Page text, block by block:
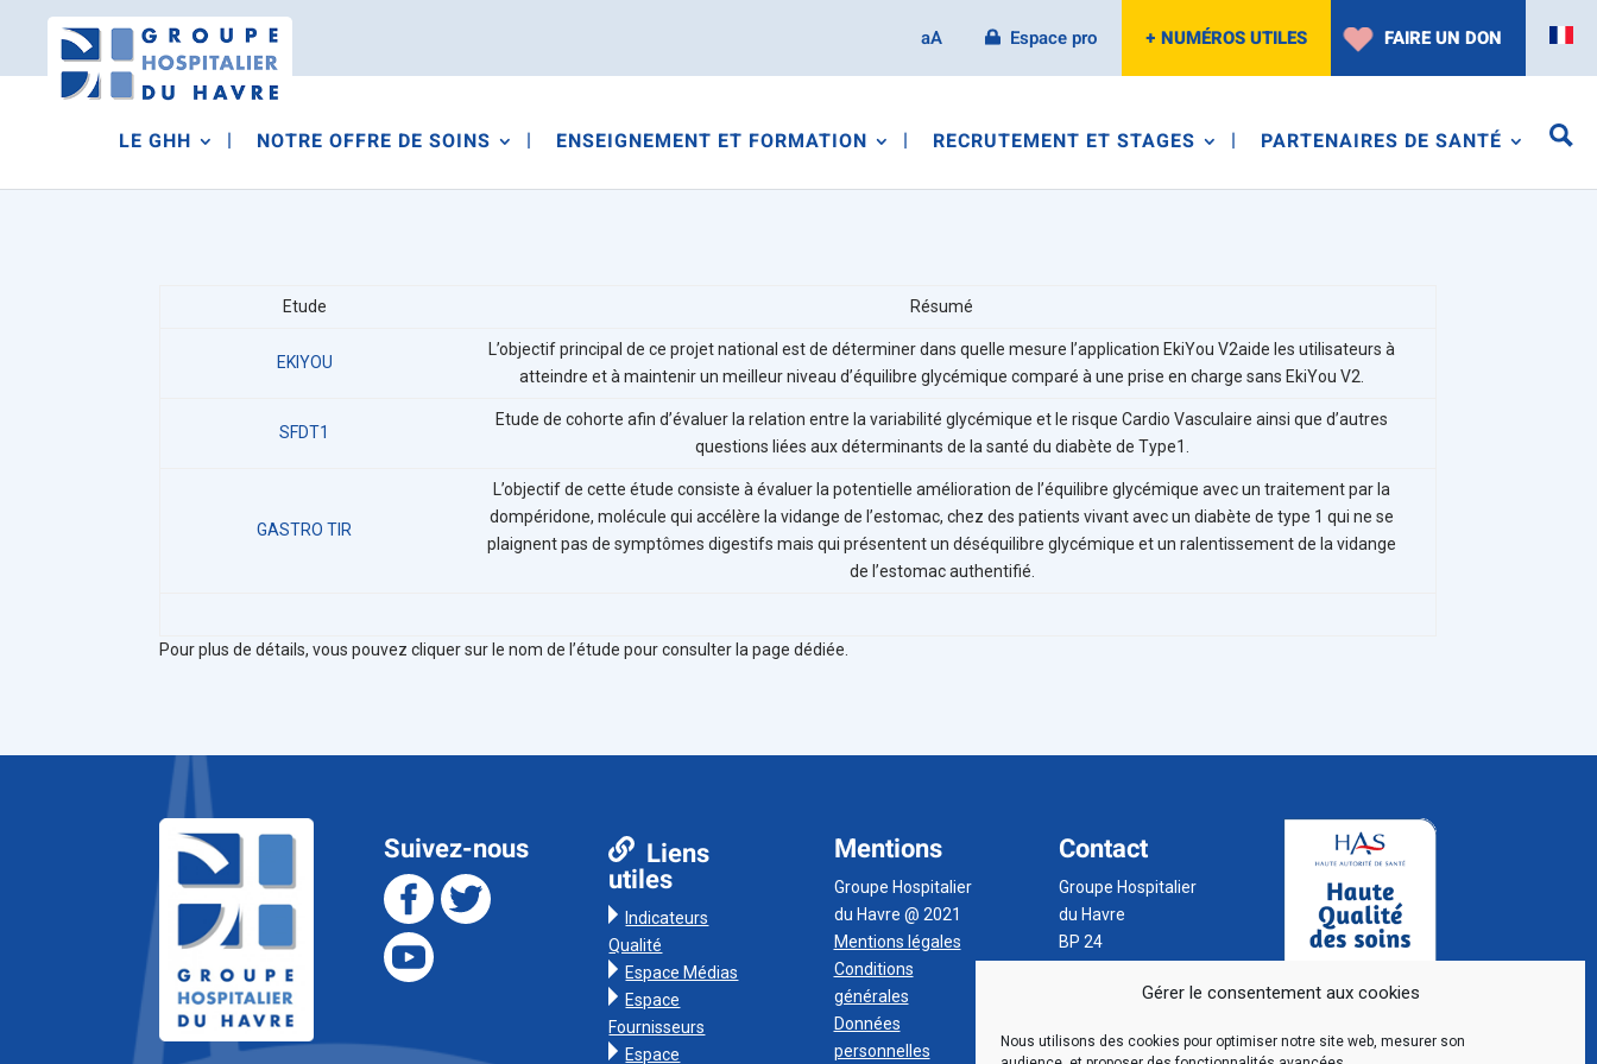
Gérer le consentement aux cookies
Nous utilisons des cookies pour optimiser notre site web, mesurer son
aA Espace pro + NUMÉROS UTILES FAIRE UN DON
LE GHH NOTRE OFFRE DE SOINS ENSEIGNEMENT ET FORMATION RECRUTEMENT ET STAGES PARTENAIRES DE SANTÉ
Etude Résumé
EKIYOU
L’objectif principal de ce projet national est de déterminer dans quelle mesure l’application EkiYou V2aide les utilisateurs à
atteindre et à maintenir un meilleur niveau d’équilibre glycémique comparé à une prise en charge sans EkiYou V2.
SFDT1
Etude de cohorte afin d’évaluer la relation entre la variabilité glycémique et le risque Cardio Vasculaire ainsi que d’autres
questions liées aux déterminants de la santé du diabète de Type1.
GASTRO TIR
L’objectif de cette étude consiste à évaluer la potentielle amélioration de l’équilibre glycémique avec un traitement par la
dompéridone, molécule qui accélère la vidange de l’estomac, chez des patients vivant avec un diabète de type 1 qui ne se
plaignent pas de symptômes digestifs mais qui présentent un déséquilibre glycémique et un ralentissement de la vidange
de l’estomac authentifié.
Pour plus de détails, vous pouvez cliquer sur le nom de l’étude pour consulter la page dédiée.
Suivez-nous Liens
utiles
Indicateurs
Qualité
Espace Médias
Espace
Fournisseurs
Espace
Mentions
Groupe Hospitalier
du Havre @ 2021
Mentions légales
Conditions
générales
Données
personnelles
Contact
Groupe Hospitalier
du Havre
BP 24